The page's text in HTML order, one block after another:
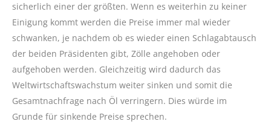
sicherlich einer der größten. Wenn es weiterhin zu keiner
Einigung kommt werden die Preise immer mal wieder
schwanken, je nachdem ob es wieder einen Schlagabtausch
der beiden Präsidenten gibt, Zölle angehoben oder
aufgehoben werden. Gleichzeitig wird dadurch das
Weltwirtschaftswachstum weiter sinken und somit die
Gesamtnachfrage nach Öl verringern. Dies würde im
Grunde für sinkende Preise sprechen.